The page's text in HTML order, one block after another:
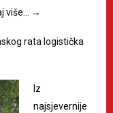
više… →
rata logistička
Iz
najsjevernije